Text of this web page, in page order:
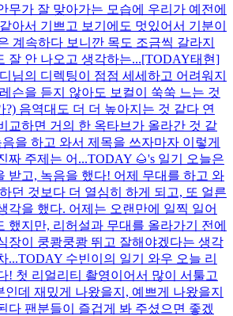
무가 잘 맞아가는 모습에 우리가 예전에
아서 기쁘고 보기에도 멋있어서 기분이
계속하다 보니깐 목도 조금씩 갈라지
잘 안 나오고 생각하는...[TODAY태현]
님의 디렉팅이 점점 세세하고 어려워지
슨을 듣지 않아도 보컬이 쑥쑥 느는 것
음역대도 더 더 높아지는 것 같다 연
교하면 거의 한 옥타브가 올라간 것 같
을 하고 와서 제목을 쓰자마자 이렇게
짜 주제는 어...TODAY 🌰's 일기 오늘은
받고, 녹음을 했다! 어제 무대를 하고 와
던 것보다 더 열심히 하게 되고, 또 얼른
각을 했다. 어제는 오랜만에 일찍 일어
했지만, 리허설과 무대를 올라가기 전에
장이 쿵쾅쿵쾅 뛰고 잘해야겠다는 생각
...TODAY 수빈이의 일기 와우 오늘 리
! 첫 리얼리티 촬영이어서 많이 서툴고
데 재밌게 나왔을지, 예쁘게 나왔을지
다 팬분들이 즐겁게 봐 주셨으면 좋겠